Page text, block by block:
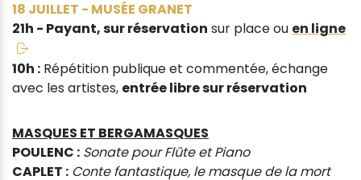
18 JUILLET - MUSÉE GRANET
21h - Payant, sur réservation sur place ou en ligne
10h : Répétition publique et commentée, échange
avec les artistes, entrée libre sur réservation
MASQUES ET BERGAMASQUES
POULENC : Sonate pour Flûte et Piano
CAPLET : Conte fantastique, le masque de la mort